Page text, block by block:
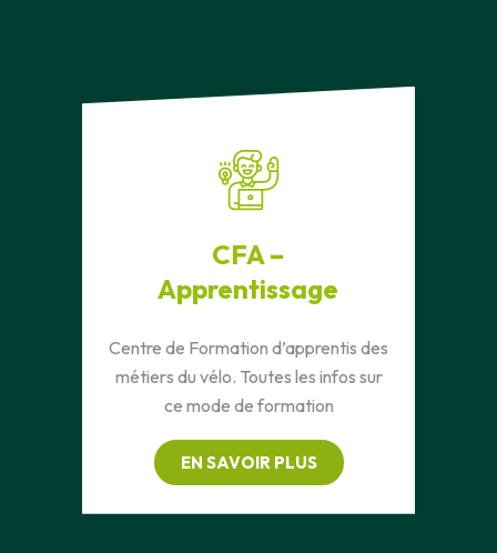
CFA –
Apprentissage
Centre de Formation d’apprentis des
métiers du vélo. Toutes les infos sur
ce mode de formation
EN SAVOIR PLUS